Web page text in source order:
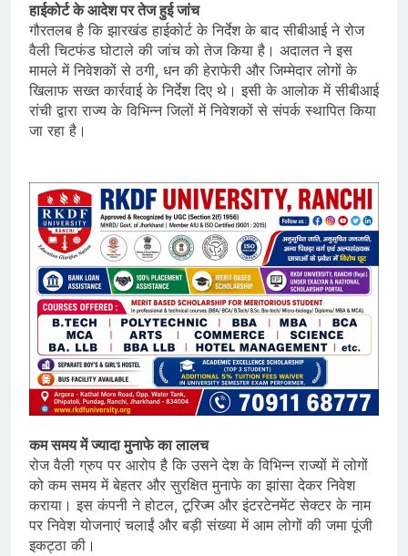
हाईकोर्ट के आदेश पर तेज हुई जांच
गौरतलब है कि झारखंड हाईकोर्ट के निर्देश के बाद सीबीआई ने रोज
वैली चिटफंड घोटाले की जांच को तेज किया है। अदालत ने इस
मामले में निवेशकों से ठगी, धन की हेराफेरी और जिम्मेदार लोगों के
खिलाफ सख्त कार्रवाई के निर्देश दिए थे। इसी के आलोक में सीबीआई
रांची द्वारा राज्य के विभिन्न जिलों में निवेशकों से संपर्क स्थापित किया
जा रहा है।
कम समय में ज्यादा मुनाफे का लालच
रोज वैली ग्रुप पर आरोप है कि उसने देश के विभिन्न राज्यों में लोगों
को कम समय में बेहतर और सुरक्षित मुनाफे का झांसा देकर निवेश
कराया। इस कंपनी ने होटल, टूरिज्म और इंटरटेनमेंट सेक्टर के नाम
पर निवेश योजनाएं चलाईं और बड़ी संख्या में आम लोगों की जमा पूंजी
इकट्ठा की।